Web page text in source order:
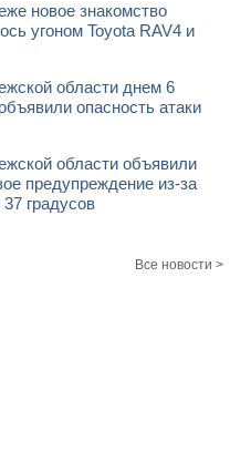
новое знакомство
угоном Toyota RAV4 и
области днем 6
опасность атаки
области объявили
предупреждение из-за
градусов
Все новости >